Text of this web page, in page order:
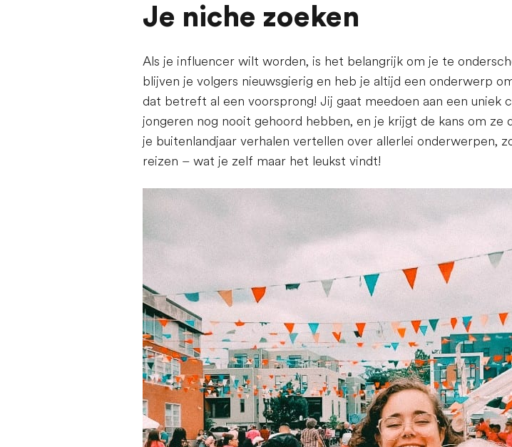
Je niche zoeken
Als je influencer wilt worden, is het belangrijk om je te
blijven je volgers nieuwsgierig en heb je altijd een onderwerp
dat betreft al een voorsprong! Jij gaat meedoen aan een uniek
jongeren nog nooit gehoord hebben, en je krijgt de kans om ze
je buitenlandjaar verhalen vertellen over allerlei onderwerpen,
reizen – wat je zelf maar het leukst vindt!